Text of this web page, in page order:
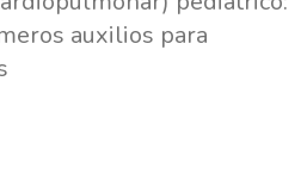
auxilios para